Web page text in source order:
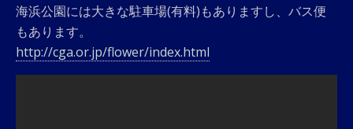
海浜公園には大きな駐車場(有料)もありますし、バス便
もあります。
http://cga.or.jp/flower/index.html